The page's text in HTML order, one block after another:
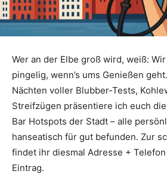
Wer an der Elbe groß wird, weiß:
pingelig, wenn’s ums Genießen
Nächten voller Blubber-Tests,
Streifzügen präsentiere ich euch
Bar Hotspots der Stadt – alle
hanseatisch für gut befunden. Zur
findet ihr diesmal Adresse +
Eintrag.